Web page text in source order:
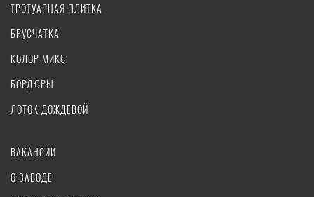
ТРОТУАРНАЯ ПЛИТКА
БРУСЧАТКА
КОЛОР МИКС
БОРДЮРЫ
ЛОТОК ДОЖДЕВОЙ
ВАКАНСИИ
О ЗАВОДЕ